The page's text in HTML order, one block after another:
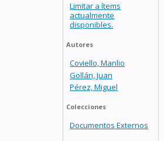
Limitar a ítems
actualmente
disponibles.
Autores
Coviello, Manlio
Gollán, Juan
Pérez, Miguel
Colecciones
Documentos Externos